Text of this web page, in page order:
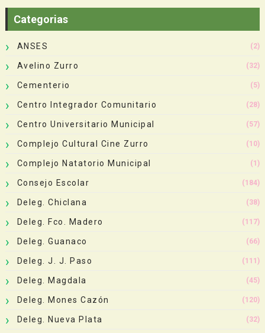
Categorias
ANSES (2)
Avelino Zurro (32)
Cementerio (5)
Centro Integrador Comunitario (28)
Centro Universitario Municipal (57)
Complejo Cultural Cine Zurro (10)
Complejo Natatorio Municipal (1)
Consejo Escolar (184)
Deleg. Chiclana (38)
Deleg. Fco. Madero (117)
Deleg. Guanaco (66)
Deleg. J. J. Paso (111)
Deleg. Magdala (45)
Deleg. Mones Cazón (120)
Deleg. Nueva Plata (32)